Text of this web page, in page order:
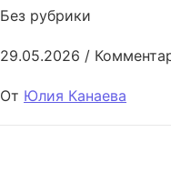
Без рубрики
29.05.2026 /
От Юлия Канаева